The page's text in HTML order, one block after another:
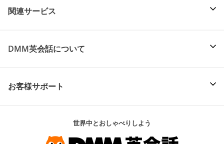
関連サービス
DMM英会話について
お客様サポート
世界中とおしゃべりしよう